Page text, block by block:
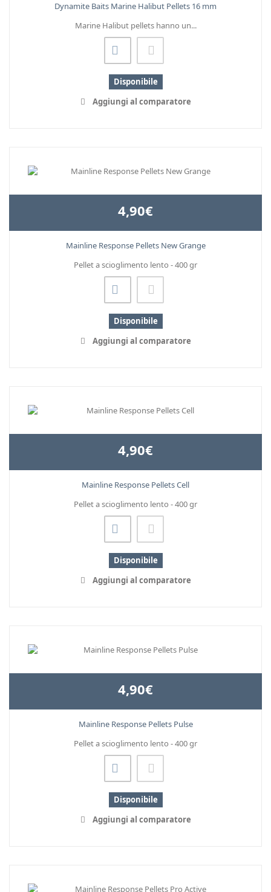
Dynamite Baits Marine Halibut Pellets 16 mm
Marine Halibut pellets hanno un...
Disponibile
Aggiungi al comparatore
4,90€
Mainline Response Pellets New Grange
Pellet a scioglimento lento - 400 gr
Disponibile
Aggiungi al comparatore
4,90€
Mainline Response Pellets Cell
Pellet a scioglimento lento - 400 gr
Disponibile
Aggiungi al comparatore
4,90€
Mainline Response Pellets Pulse
Pellet a scioglimento lento - 400 gr
Disponibile
Aggiungi al comparatore